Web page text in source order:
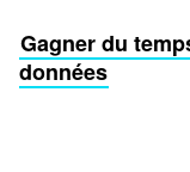
Gagner du
données